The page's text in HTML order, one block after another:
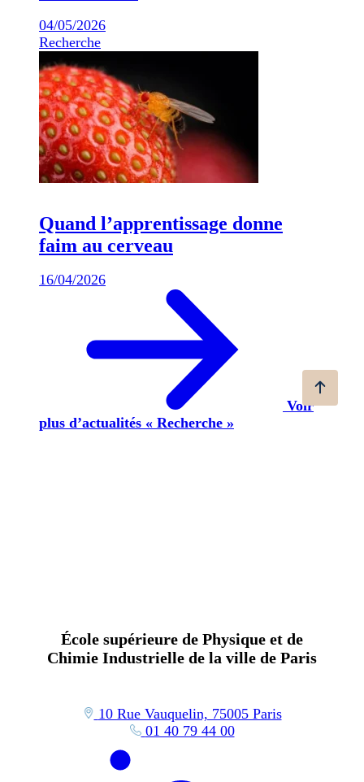
04/05/2026
Recherche
Quand l’apprentissage donne
faim au cerveau
16/04/2026
Voir
plus d’actualités « Recherche »
École supérieure de Physique et de
Chimie Industrielle de la ville de Paris
10 Rue Vauquelin, 75005 Paris
01 40 79 44 00